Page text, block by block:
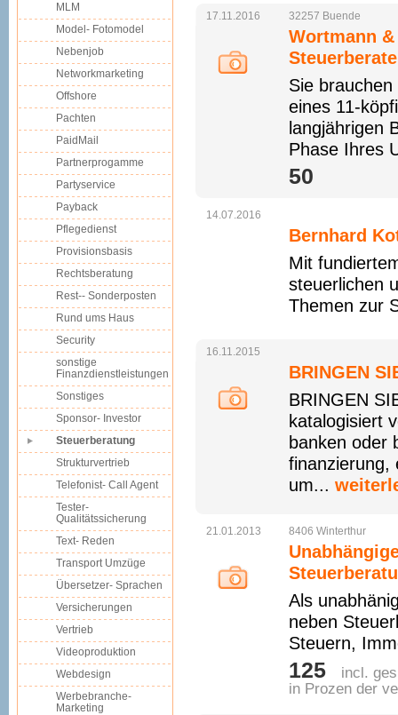
17.11.2016 32257 Buende
Wortmann
Sie
eines 11-
langjährigen
Phase Ihres
50 
14.07.2016
Bernhard
Mit
steuerlichen
Themen zur
16.11.2015
BRINGEN
BRINGEN
katalogisiert
banken oder
finanzierung,
um...
21.01.2013 8406 Winterthur
Als
neben
Steuern,
125 
incl.
in Prozen der
MLM
Model- Fotomodel
Nebenjob
Networkmarketing
Offshore
Pachten
PaidMail
Partnerprogamme
Partyservice
Payback
Pflegedienst
Provisionsbasis
Rechtsberatung
Rest-- Sonderposten
Rund ums Haus
Security
sonstige
Finanzdienstleistungen
Sonstiges
Sponsor- Investor
Steuerberatung
Strukturvertrieb
Telefonist- Call Agent
Tester-
Qualitätssicherung
Text- Reden
Transport Umzüge
Übersetzer- Sprachen
Versicherungen
Vertrieb
Videoproduktion
Webdesign
Werbebranche-
Marketing